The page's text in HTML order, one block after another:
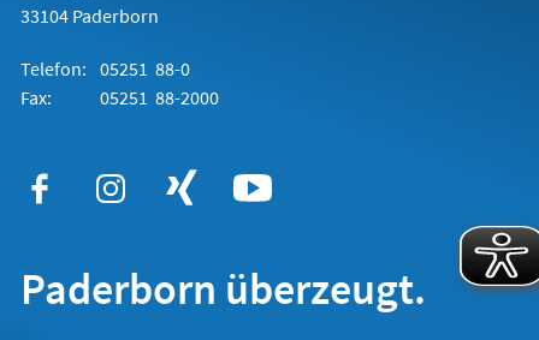
33104 Paderborn
Telefon: 05251 88-0
Fax:
05251 88-2000
Paderborn überzeugt.